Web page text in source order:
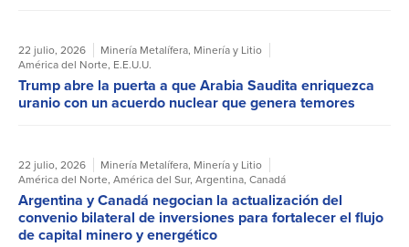
22 julio, 2026 Minería Metalífera, Minería y Litio
América del Norte, E.E.U.U.
Trump abre la puerta a que Arabia Saudita enriquezca
uranio con un acuerdo nuclear que genera temores
22 julio, 2026 Minería Metalífera, Minería y Litio
América del Norte, América del Sur, Argentina, Canadá
Argentina y Canadá negocian la actualización del
convenio bilateral de inversiones para fortalecer el flujo
de capital minero y energético